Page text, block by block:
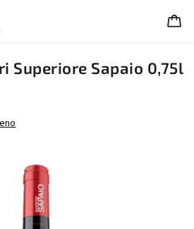
Superiore Sapaio 0,75l